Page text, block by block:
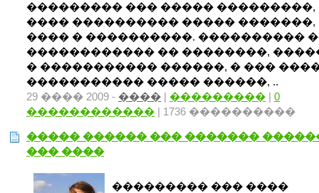
��������� ��� ����� ���������,
���� ���������� ����� �������,
���� � ����������. ����������
������������ �� ��������,
� ����������� ������, � ���
����������� ����� ������, ..
29 ���� 2009 - ���� | ��������� | 0
������������ | 1736 ����������
����� ������ ��� �������
��� ����
��������� ��� ����